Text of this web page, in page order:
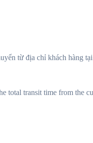
từ địa chỉ khách hàng
transit time from the